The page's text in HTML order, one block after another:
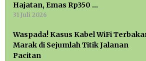
Hajatan, Emas Rp350 …
31 Juli 2026
Waspada! Kasus Kabel WiFi
Marak di Sejumlah Titik Jalanan
Pacitan